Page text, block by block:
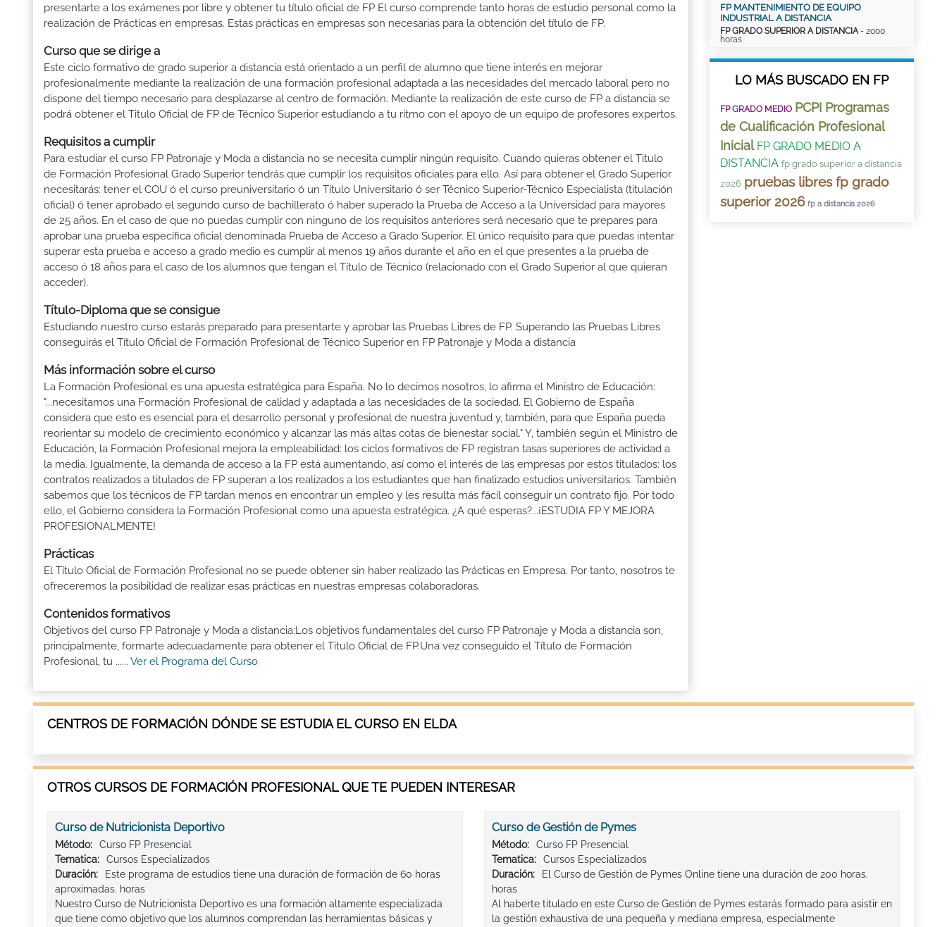
presentarte a los exámenes por libre y obtener tu título oficial de FP El curso comprende tanto horas de estudio personal como la
realización de Prácticas en empresas. Estas prácticas en empresas son necesarias para la obtención del título de FP.
Curso que se dirige a
Este ciclo formativo de grado superior a distancia está orientado a un perfil de alumno que tiene interés en mejorar
profesionalmente mediante la realización de una formación profesional adaptada a las necesidades del mercado laboral pero no
dispone del tiempo necesario para desplazarse al centro de formación. Mediante la realización de este curso de FP a distancia se
podrá obtener el Titulo Oficial de FP de Técnico Superior estudiando a tu ritmo con el apoyo de un equipo de profesores expertos.
Requisitos a cumplir
Para estudiar el curso FP Patronaje y Moda a distancia no se necesita cumplir ningún requisito. Cuando quieras obtener el Titulo
de Formación Profesional Grado Superior tendrás que cumplir los requisitos oficiales para ello. Así para obtener el Grado Superior
necesitarás: tener el COU ó el curso preuniversitario ó un Título Universitario ó ser Técnico Superior-Técnico Especialista (titulación
oficial) ó tener aprobado el segundo curso de bachillerato ó haber superado la Prueba de Acceso a la Universidad para mayores
de 25 años. En el caso de que no puedas cumplir con ninguno de los requisitos anteriores será necesario que te prepares para
aprobar una prueba específica oficial denominada Prueba de Acceso a Grado Superior. El único requisito para que puedas intentar
superar esta prueba e acceso a grado medio es cumplir al menos 19 años durante el año en el que presentes a la prueba de
acceso ó 18 años para el caso de los alumnos que tengan el Título de Técnico (relacionado con el Grado Superior al que quieran
acceder).
Título-Diploma que se consigue
Estudiando nuestro curso estarás preparado para presentarte y aprobar las Pruebas Libres de FP. Superando las Pruebas Libres
conseguirás el Título Oficial de Formación Profesional de Técnico Superior en FP Patronaje y Moda a distancia
Más información sobre el curso
La Formación Profesional es una apuesta estratégica para España. No lo decimos nosotros, lo afirma el Ministro de Educación:
"...necesitamos una Formación Profesional de calidad y adaptada a las necesidades de la sociedad. El Gobierno de España
considera que esto es esencial para el desarrollo personal y profesional de nuestra juventud y, también, para que España pueda
reorientar su modelo de crecimiento económico y alcanzar las más altas cotas de bienestar social." Y, también según el Ministro de
Educación, la Formación Profesional mejora la empleabilidad: los ciclos formativos de FP registran tasas superiores de actividad a
la media. Igualmente, la demanda de acceso a la FP está aumentando, así como el interés de las empresas por estos titulados: los
contratos realizados a titulados de FP superan a los realizados a los estudiantes que han finalizado estudios universitarios. También
sabemos que los técnicos de FP tardan menos en encontrar un empleo y les resulta más fácil conseguir un contrato fijo. Por todo
ello, el Gobierno considera la Formación Profesional como una apuesta estratégica. ¿A qué esperas?...¡ESTUDIA FP Y MEJORA
PROFESIONALMENTE!
Prácticas
El Título Oficial de Formación Profesional no se puede obtener sin haber realizado las Prácticas en Empresa. Por tanto, nosotros te
ofreceremos la posibilidad de realizar esas prácticas en nuestras empresas colaboradoras.
Contenidos formativos
Objetivos del curso FP Patronaje y Moda a distancia:Los objetivos fundamentales del curso FP Patronaje y Moda a distancia son,
principalmente, formarte adecuadamente para obtener el Titulo Oficial de FP.Una vez conseguido el Título de Formación
Profesional, tu ...... Ver el Programa del Curso
FP MANTENIMIENTO DE EQUIPO
INDUSTRIAL A DISTANCIA
FP GRADO SUPERIOR A DISTANCIA- 2000
horas
LO MÁS BUSCADO EN FP
FP GRADO MEDIO PCPI Programas
de Cualificación Profesional
Inicial FP GRADO MEDIO A
DISTANCIA fp grado superior a distancia
2026 pruebas libres fp grado
superior 2026 fp a distancia 2026
CENTROS DE FORMACIÓN DÓNDE SE ESTUDIA EL CURSO EN ELDA
OTROS CURSOS DE FORMACIÓN PROFESIONAL QUE TE PUEDEN INTERESAR
Curso de Nutricionista Deportivo
Método:
Curso FP Presencial
Tematica:
Cursos Especializados
Duración:
Este programa de estudios tiene una duración de formación de 60 horas
aproximadas. horas
Nuestro Curso de Nutricionista Deportivo es una formación altamente especializada
que tiene como objetivo que los alumnos comprendan las herramientas básicas y
Curso de Gestión de Pymes
Método:
Curso FP Presencial
Tematica:
Cursos Especializados
Duración:
El Curso de Gestión de Pymes Online tiene una duración de 200 horas.
horas
Al haberte titulado en este Curso de Gestión de Pymes estarás formado para asistir en
la gestión exhaustiva de una pequeña y mediana empresa, especialmente